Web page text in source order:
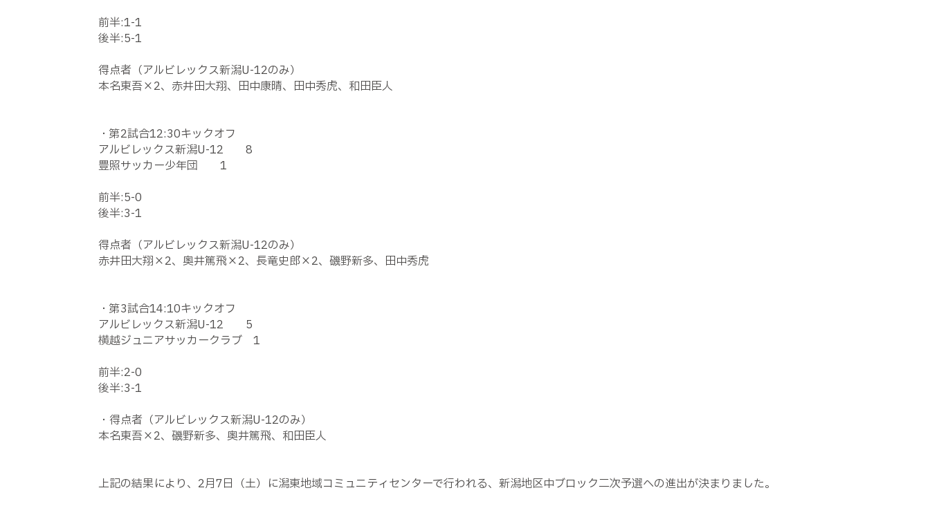
前半:1-1
後半:5-1
得点者（アルビレックス新潟U-12のみ）
本名東吾×2、赤井田大翔、田中康晴、田中秀虎、和田臣人
・第2試合12:30キックオフ
アルビレックス新潟U-12
8
豊照サッカー少年団 1
前半:5-0
後半:3-1
得点者（アルビレックス新潟U-12のみ）
赤井田大翔×2、奥井篤飛×2、長竜史郎×2、磯野新多、田中秀虎
・第3試合14:10キックオフ
アルビレックス新潟U-12
5
横越ジュニアサッカークラブ 1
前半:2-0
後半:3-1
・得点者（アルビレックス新潟U-12のみ）
本名東吾×2、磯野新多、奥井篤飛、和田臣人
上記の結果により、 2月7日（土）に潟東地域コミュニティセンターで行われる、新潟地区中ブロック二次予選への進出が決まりました。